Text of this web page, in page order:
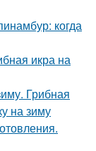
когда
икра на
Грибная
на зиму